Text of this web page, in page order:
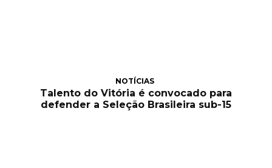
NOTÍCIAS
Talento do Vitória é convocado para
defender a Seleção Brasileira sub-15